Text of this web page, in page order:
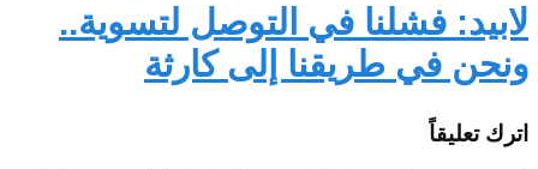
لابيد: فشلنا في التوصل لتسوية..
ونحن في طريقنا إلى كارثة
اترك تعليقاً